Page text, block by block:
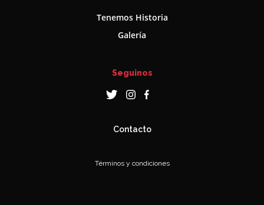
Tenemos Historia
Galería
Seguinos
Contacto
Términos y condiciones